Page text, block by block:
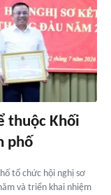
thuộc Khối
phố
tổ chức hội nghị sơ
và triển khai nhiệm